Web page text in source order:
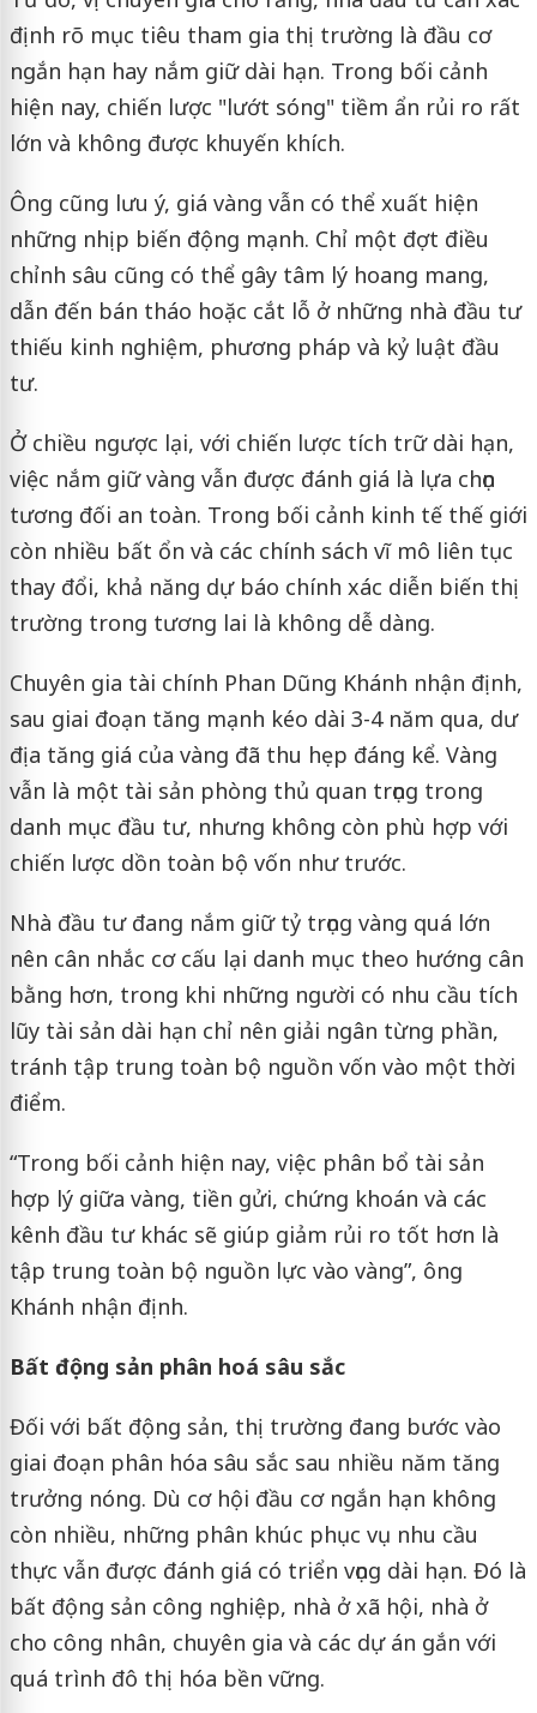
định rõ mục tiêu tham gia thị trường là đầu cơ
ngắn hạn hay nắm giữ dài hạn. Trong bối cảnh
hiện nay, chiến lược "lướt sóng" tiềm ẩn rủi ro rất
lớn và không được khuyến khích.
Ông cũng lưu ý, giá vàng vẫn có thể xuất hiện
những nhịp biến động mạnh. Chỉ một đợt điều
chỉnh sâu cũng có thể gây tâm lý hoang mang,
dẫn đến bán tháo hoặc cắt lỗ ở những nhà đầu tư
thiếu kinh nghiệm, phương pháp và kỷ luật đầu
tư.
Ở chiều ngược lại, với chiến lược tích trữ dài hạn,
việc nắm giữ vàng vẫn được đánh giá là lựa chọn
tương đối an toàn. Trong bối cảnh kinh tế thế giới
còn nhiều bất ổn và các chính sách vĩ mô liên tục
thay đổi, khả năng dự báo chính xác diễn biến thị
trường trong tương lai là không dễ dàng.
Chuyên gia tài chính Phan Dũng Khánh nhận định,
sau giai đoạn tăng mạnh kéo dài 3-4 năm qua, dư
địa tăng giá của vàng đã thu hẹp đáng kể. Vàng
vẫn là một tài sản phòng thủ quan trọng trong
danh mục đầu tư, nhưng không còn phù hợp với
chiến lược dồn toàn bộ vốn như trước.
Nhà đầu tư đang nắm giữ tỷ trọng vàng quá lớn
nên cân nhắc cơ cấu lại danh mục theo hướng cân
bằng hơn, trong khi những người có nhu cầu tích
lũy tài sản dài hạn chỉ nên giải ngân từng phần,
tránh tập trung toàn bộ nguồn vốn vào một thời
điểm.
“Trong bối cảnh hiện nay, việc phân bổ tài sản
hợp lý giữa vàng, tiền gửi, chứng khoán và các
kênh đầu tư khác sẽ giúp giảm rủi ro tốt hơn là
tập trung toàn bộ nguồn lực vào vàng”, ông
Khánh nhận định.
Bất động sản phân hoá sâu sắc
Đối với bất động sản, thị trường đang bước vào
giai đoạn phân hóa sâu sắc sau nhiều năm tăng
trưởng nóng. Dù cơ hội đầu cơ ngắn hạn không
còn nhiều, những phân khúc phục vụ nhu cầu
thực vẫn được đánh giá có triển vọng dài hạn. Đó là
bất động sản công nghiệp, nhà ở xã hội, nhà ở
cho công nhân, chuyên gia và các dự án gắn với
quá trình đô thị hóa bền vững.